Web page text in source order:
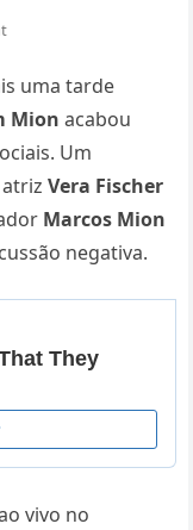
uma tarde
Mion acabou
Um
atrizVera Fischer
Marcos Mion
negativa.
vivo no